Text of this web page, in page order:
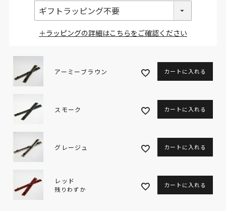
＋ラッピングの詳細はこちらをご確認ください
アーミーブラウン カートに入れる
スモーク カートに入れる
グレージュ カートに入れる
レッド
残りわずか
カートに入れる